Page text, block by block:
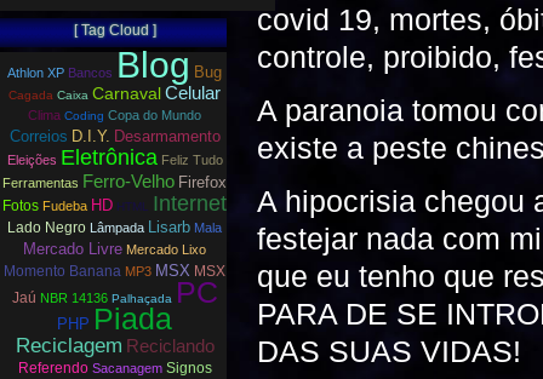
covid 19, mortes,
controle, proibido,
A paranoia tomou
existe a peste
A hipocrisia chegou
festejar nada com
que eu tenho que
PARA DE SE
DAS SUAS VIDAS!
[ Tag Cloud ]
Athlon XP Bancos Blog Bug
Cagada Caixa CarnavalCelular
Clima Coding Copa do Mundo
Correios D.I.Y. Desarmamento
Eleições Eletrônica Feliz Tudo
Ferramentas Ferro-Velho Firefox
Fotos Fudeba HD HTML Internet
Lado Negro Lâmpada Lisarb Mala
Mercado Livre Mercado Lixo
Momento Banana MP3 MSX MSX
Jaú NBR 14136 Palhaçada PC
PHP Piada
Reciclagem Reciclando
Referendo Sacanagem Signos